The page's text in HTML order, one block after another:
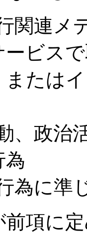
関連
ービス
または
、政
為
為に準
前項に